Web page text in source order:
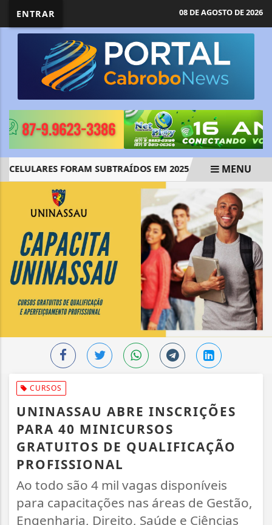
ENTRAR 08 DE AGOSTO DE 2026
FORAM SUBTRAÍDOS EM 2025, APONTA RELATÓRIO
EM ALTA
MENU
CURSOS
UNINASSAU ABRE INSCRIÇÕES
PARA 40 MINICURSOS
GRATUITOS DE QUALIFICAÇÃO
PROFISSIONAL
Ao todo são 4 mil vagas disponíveis
para capacitações nas áreas de Gestão,
Engenharia, Direito, Saúde e Ciências